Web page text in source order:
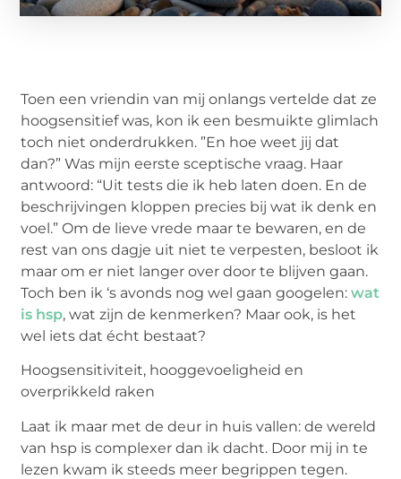
Toen een vriendin van mij onlangs vertelde dat ze
hoogsensitiefwas, kon ik een besmuikte glimlach
toch niet onderdrukken. ”En hoe weet jij dat
dan?” Was mijn eerste sceptische vraag. Haar
antwoord: “Uit tests die ik heb laten doen. En de
beschrijvingen kloppen precies bij wat ik denk en
voel.” Om de lieve vrede maar te bewaren, en de
rest van ons dagje uit niet te verpesten, besloot ik
maar om er niet langer over door te blijven gaan.
Toch ben ik ‘s avonds nog wel gaan googelen:wat
is hsp, wat zijn de kenmerken? Maar ook, is het
wel iets dat écht bestaat?
Hoogsensitiviteit, hooggevoeligheid en
overprikkeld raken
Laat ik maar met de deur in huis vallen: de wereld
van hsp is complexer dan ik dacht. Door mij in te
lezen kwam ik steeds meer begrippen tegen.